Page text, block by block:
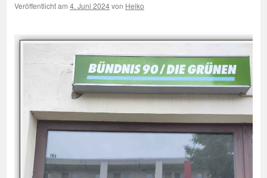
Veröffentlicht am 4. Juni 2024von Heiko